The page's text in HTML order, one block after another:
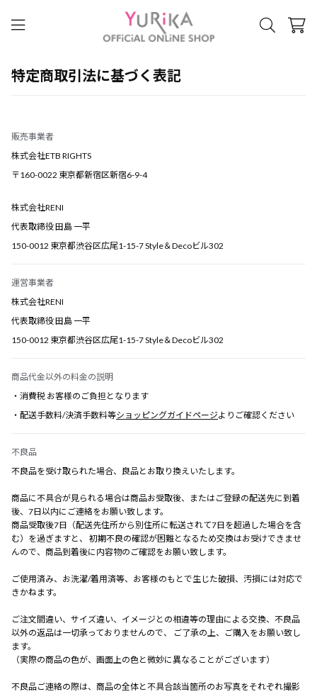
特定商取引法に基づく表記
販売事業者
株式会社ETB RIGHTS
〒160-0022 東京都新宿区新宿6-9-4
株式会社RENI
代表取締役 田島 一平
150-0012 東京都渋谷区広尾1-15-7 Style＆Decoビル302
運営事業者
株式会社RENI
代表取締役 田島 一平
150-0012 東京都渋谷区広尾1-15-7 Style＆Decoビル302
商品代金以外の料金の説明
・消費税 お客様のご負担となります
・配送手数料/決済手数料等ショッピングガイドページよりご確認ください
不良品
不良品を受け取られた場合、良品とお取り換えいたします。
商品に不具合が見られる場合は商品お受取後、またはご登録の配送先に到着
後、7日以内にご連絡をお願い致します。
商品受取後7日（配送先住所から別住所に転送されて7日を超過した場合を含
む）を過ぎますと、 初期不良の確認が困難となるため交換はお受けできませ
んので、商品到着後に内容物のご確認をお願い致します。
ご使用済み、お洗濯/着用済等、お客様のもとで生じた破損、汚損には対応で
きかねます。
ご注文間違い、サイズ違い、イメージとの相違等の理由による交換、不良品
以外の返品は一切承っておりませんので、 ご了承の上、ご購入をお願い致し
ます。
（実際の商品の色が、画面上の色と微妙に異なることがございます）
不良品ご連絡の際は、商品の全体と不具合該当箇所のお写真をそれぞれ撮影